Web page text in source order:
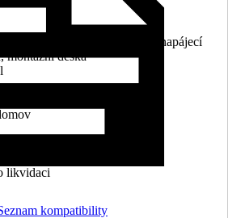
příručka, napájecí adaptér, napájecí
montážní deska
likvidaci
kompatibility